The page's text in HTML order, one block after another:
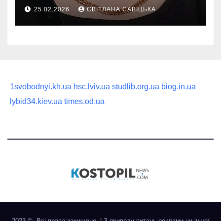
руководство по выбору
статусного украшения
25.02.2026 СВІТЛАНА САВІЦЬКА
1svobodnyi.kh.ua hsc.lviv.ua studlib.org.ua biog.in.ua
lybid34.kiev.ua times.od.ua